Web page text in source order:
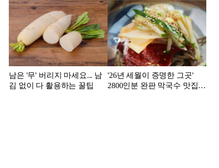
일
이는?
남은 '무' 버리지 마세요... 남
김 없이 다 활용하는 꿀팁
'26년 세월이 증명한 그곳'
2800인분 완판 막국수 맛집